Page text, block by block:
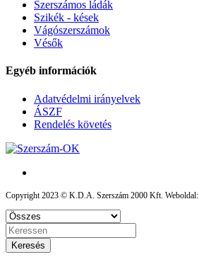
Szerszámos ládák
Szikék - kések
Vágószerszámok
Vésők
Egyéb információk
Adatvédelmi irányelvek
ÁSZF
Rendelés követés
Copyright 2023 © K.D.A. Szerszám 2000 Kft. Weboldal:
Keresés